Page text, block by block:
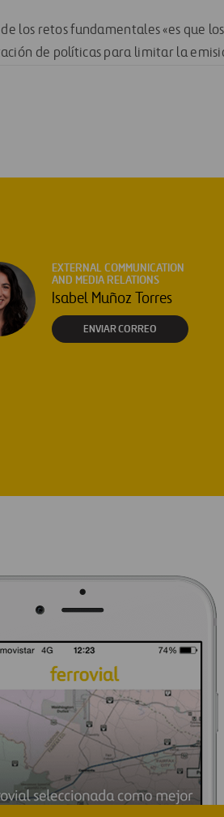
los retos fundamentales «es que
de políticas para limitar la
EXTERNAL COMMUNICATION
AND MEDIA RELATIONS
Isabel Muñoz Torres
ENVIAR CORREO